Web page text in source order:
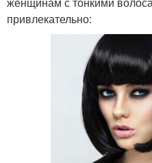
привлекательно: